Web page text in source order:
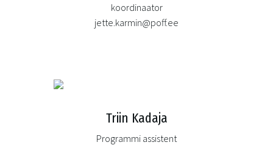
koordinaator
jette.karmin@poff.ee
Triin Kadaja
Programmi assistent